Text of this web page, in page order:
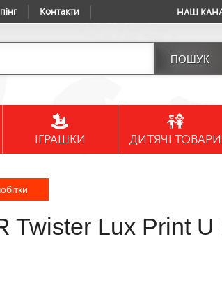
Контакти НАШ
ІГРАШКИ ДИТЯЧІ ТОВАРИ
Twister Lux Print